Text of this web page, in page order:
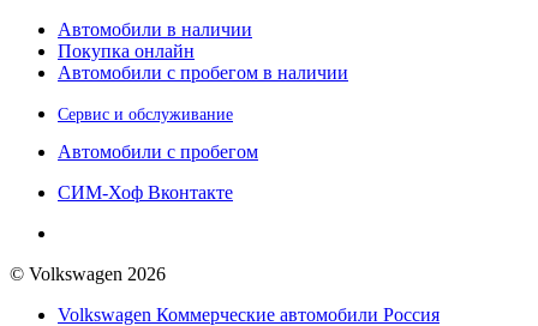
Автомобили в наличии
Покупка онлайн
Автомобили с пробегом в наличии
Сервис и обслуживание
Автомобили с пробегом
СИМ-Хоф Вконтакте
© Volkswagen 2026
Volkswagen Коммерческие автомобили Россия